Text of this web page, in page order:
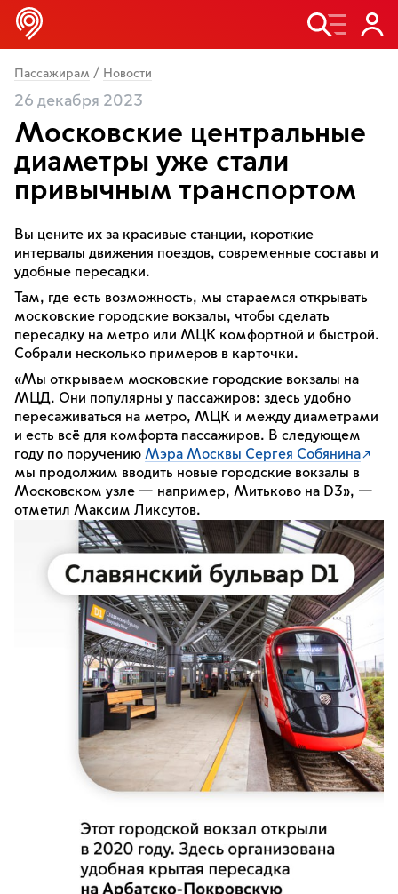
Пассажирам / Новости
26 декабря 2023
Московские центральные
диаметры уже стали
привычным транспортом
Вы цените их за красивые станции, короткие
интервалы движения поездов, современные составы и
удобные пересадки.
Там, где есть возможность, мы стараемся открывать
московские городские вокзалы, чтобы сделать
пересадку на метро или МЦК комфортной и быстрой.
Собрали несколько примеров в карточки.
«Мы открываем московские городские вокзалы на
МЦД. Они популярны у пассажиров: здесь удобно
пересаживаться на метро, МЦК и между диаметрами
и есть всё для комфорта пассажиров. В следующем
году по поручению Мэра Москвы Сергея Собянина
мы продолжим вводить новые городские вокзалы в
Московском узле — например, Митьково на D3», —
отметил Максим Ликсутов.